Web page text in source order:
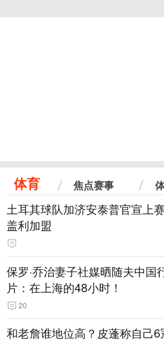
体育 焦点赛事
土耳其球队加济安泰普官宣上
盖利加盟
保罗·乔治妻子社媒晒随夫中国
片：在上海的48小时！
20
和老詹谁地位高？皮蓬称自己6